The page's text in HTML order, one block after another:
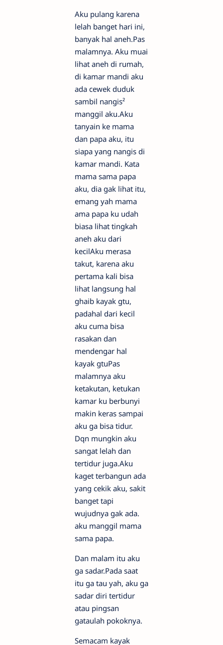
Aku pulang karena
lelah banget hari ini,
banyak hal aneh.Pas
malamnya. Aku muai
lihat aneh di rumah,
di kamar mandi aku
ada cewek duduk
sambil nangis²
manggil aku.Aku
tanyain ke mama
dan papa aku, itu
siapa yang nangis di
kamar mandi. Kata
mama sama papa
aku, dia gak lihat itu,
emang yah mama
ama papa ku udah
biasa lihat tingkah
aneh aku dari
kecilAku merasa
takut, karena aku
pertama kali bisa
lihat langsung hal
ghaib kayak gtu,
padahal dari kecil
aku cuma bisa
rasakan dan
mendengar hal
kayak gtuPas
malamnya aku
ketakutan, ketukan
kamar ku berbunyi
makin keras sampai
aku ga bisa tidur.
Dqn mungkin aku
sangat lelah dan
tertidur juga.Aku
kaget terbangun ada
yang cekik aku, sakit
banget tapi
wujudnya gak ada.
aku manggil mama
sama papa.
Dan malam itu aku
ga sadar.Pada saat
itu ga tau yah, aku ga
sadar diri tertidur
atau pingsan
gataulah pokoknya.
Semacam kayak